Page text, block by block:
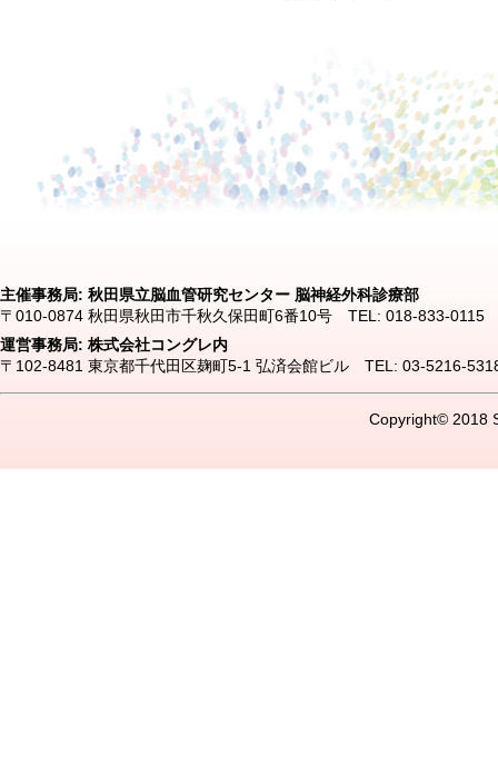
主催事務局: 秋田県立脳血管研究センター 脳神経外科診療部
〒010-0874 秋田県秋田市千秋久保田町6番10号 TEL: 018-833-
運営事務局: 株式会社コングレ内
〒102-8481 東京都千代田区麹町5-1 弘済会館ビル TEL: 03-5216-
Copyright© 2018